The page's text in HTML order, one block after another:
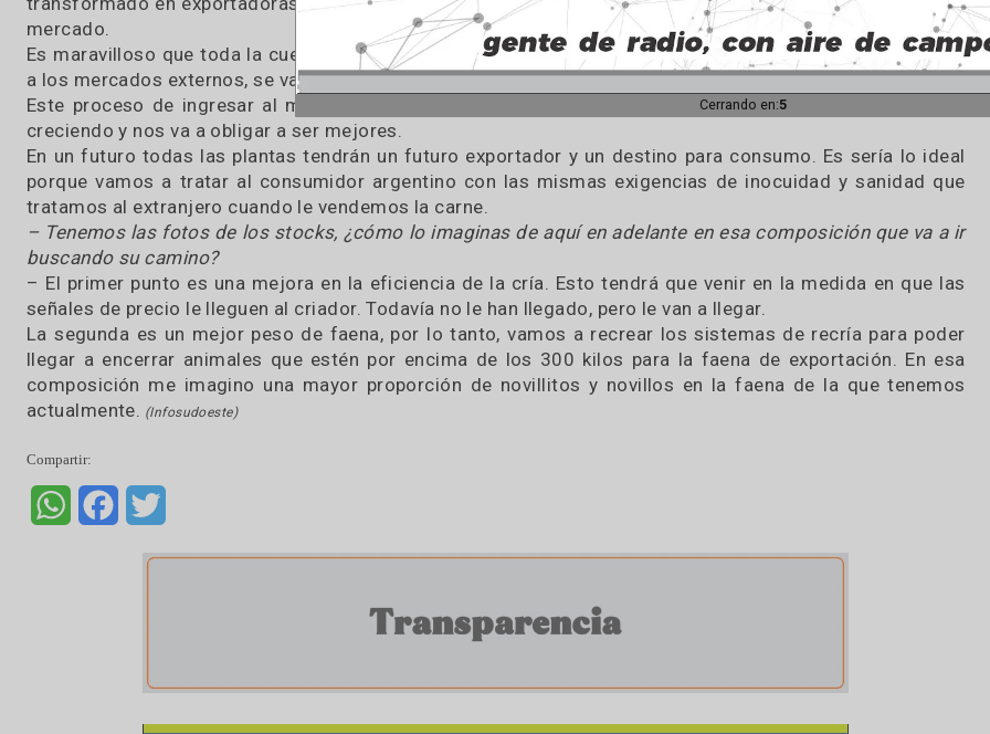
El problema es que el año que viene Europa ya acordó con Estados Unidos donde se le va a
el 40% de la cuota. Y la relación va a ser inversa también.
Con lo cual, deberíamos empezar a pensar en otros mecanismos, otros mercados y otros
La buena noticia de la mala noticia es que tenemos el acuerdo del Mercosur y Europa, el cual nos
ingresar con las mismas condiciones o sin restricción acerca de la cantidad de días de encierre
Europa, sin pagar arancel. Y la segunda, es que hoy China empieza a pagar casi igual que la 481 o
– Suponiendo que seguimos con este tren exportador, en tal sentido, se va a dar una
mercado interno para el consumidor. ¿Qué va a pasar con los frigoríficos de consumo interno?
– Se están transformando. Te sorprenderás al ver la velocidad en que las plantas de más escalas
transformado en exportadoras. Esto es un círculo virtuoso que se retroalimenta por las
mercado.
Es maravilloso que toda la cuestión de inversiones, mejoras de calidad, inocuidad, y demás, para
a los mercados externos, se va a ver reflejado en el mercado interno.
Este proceso de ingresar al mercado y tener plantas doble propósito es una tendencia que va
creciendo y nos va a obligar a ser mejores.
porque vamos a tratar al consumidor argentino con las mismas exigencias de inocuidad y
tratamos al extranjero cuando le vendemos la carne.
– Tenemos las fotos de los stocks, ¿cómo lo imaginas de aquí en adelante en esa composición
buscando su camino?
señales de precio le lleguen al criador. Todavía no le han llegado, pero le van a llegar.
La segunda es un mejor peso de faena, por lo tanto, vamos a recrear los sistemas de recría
composición me imagino una mayor proporción de novillitos y novillos en la faena de la que
actualmente.(Infosudoeste)
Cerrando en:2